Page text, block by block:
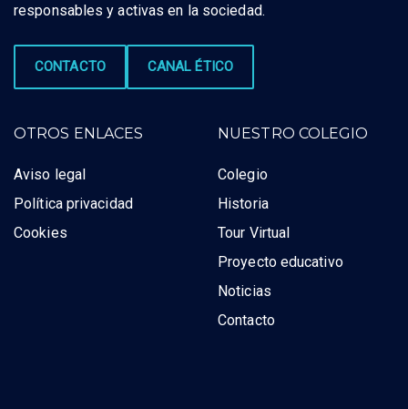
responsables y activas en la sociedad.
CONTACTO CANAL ÉTICO
OTROS ENLACES
Aviso legal
Política privacidad
Cookies
NUESTRO COLEGIO
Colegio
Historia
Tour Virtual
Proyecto educativo
Noticias
Contacto